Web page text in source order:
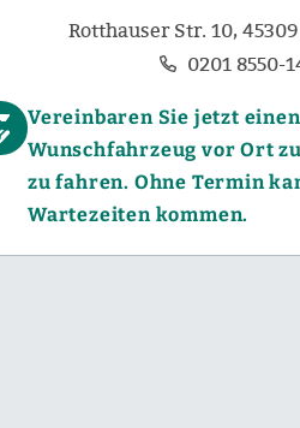
Rotthauser Str. 10,
0201 8550-
Vereinbaren Sie jetzt
Wunschfahrzeug vor Ort
zu fahren. Ohne Termin
Wartezeiten kommen.